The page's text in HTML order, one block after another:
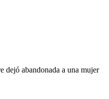
dejó abandonada a una mujer